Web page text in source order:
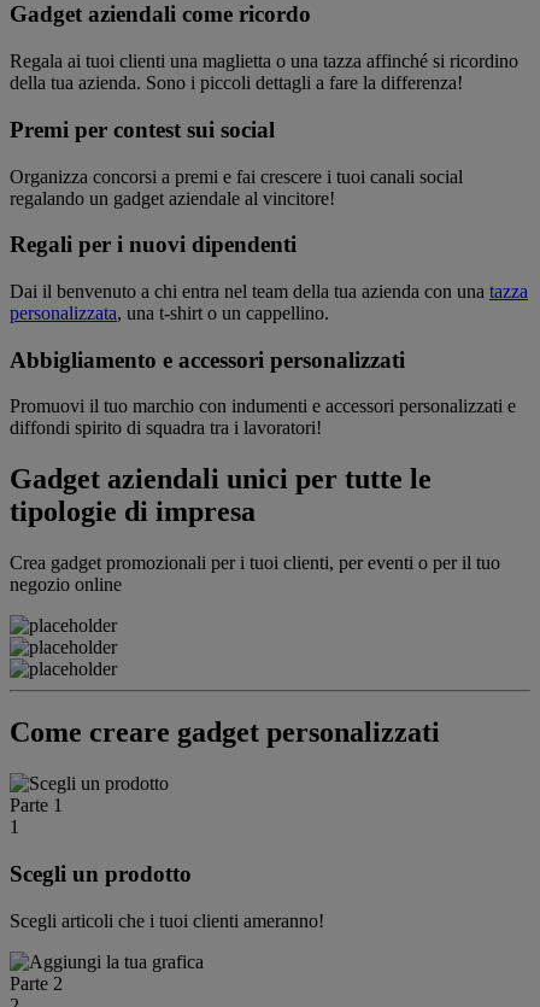
Gadget aziendali come ricordo
Regala ai tuoi clienti una maglietta o una tazza affinché si ricordino
della tua azienda. Sono i piccoli dettagli a fare la differenza!
Premi per contest sui social
Organizza concorsi a premi e fai crescere i tuoi canali social
regalando un gadget aziendale al vincitore!
Regali per i nuovi dipendenti
Dai il benvenuto a chi entra nel team della tua azienda con una tazza
personalizzata, una t-shirt o un cappellino.
Abbigliamento e accessori personalizzati
Promuovi il tuo marchio con indumenti e accessori personalizzati e
diffondi spirito di squadra tra i lavoratori!
Gadget aziendali unici per tutte le
tipologie di impresa
Crea gadget promozionali per i tuoi clienti, per eventi o per il tuo
negozio online
Come creare gadget personalizzati
Parte 1
1
Scegli un prodotto
Scegli articoli che i tuoi clienti ameranno!
Parte 2